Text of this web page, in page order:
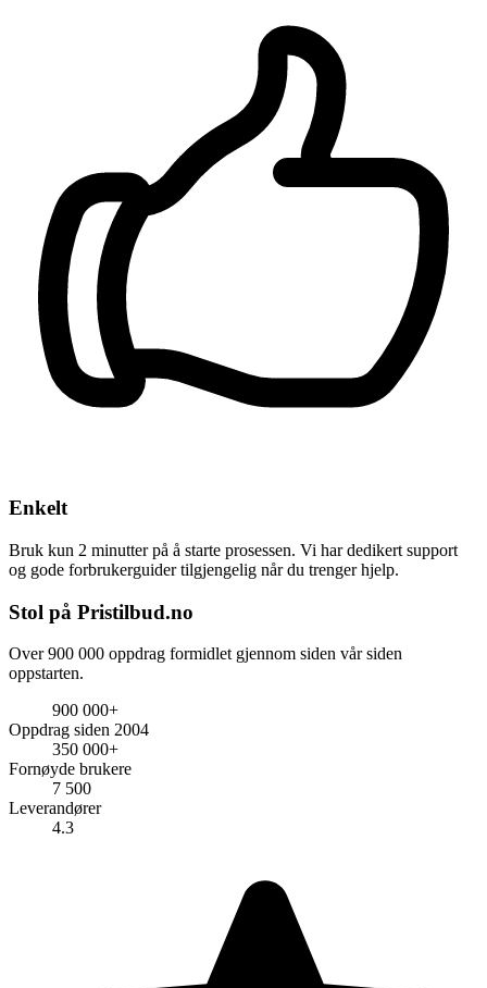
Enkelt
Bruk kun 2 minutter på å starte prosessen. Vi har dedikert support
og gode forbrukerguider tilgjengelig når du trenger hjelp.
Stol på Pristilbud.no
Over 900 000 oppdrag formidlet gjennom siden vår siden
oppstarten.
900 000+
Oppdrag siden 2004
350 000+
Fornøyde brukere
7 500
Leverandører
4.3